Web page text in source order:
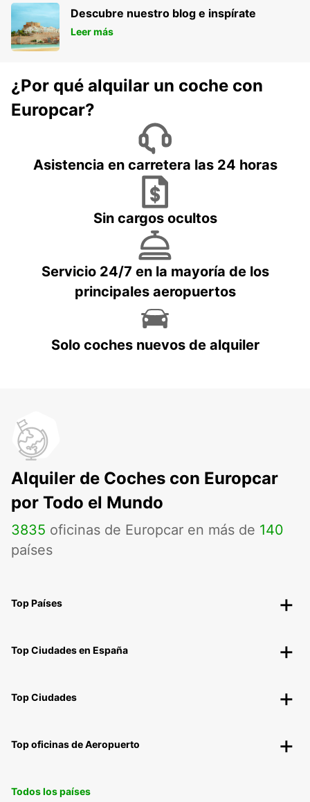
Descubre nuestro blog e inspírate
Leer más
¿Por qué alquilar un coche con
Europcar?
Asistencia en carretera las 24 horas
Sin cargos ocultos
Servicio 24/7 en la mayoría de los
principales aeropuertos
Solo coches nuevos de alquiler
Alquiler de Coches con Europcar
por Todo el Mundo
3835 oficinas de Europcar en más de 140
países
Top Países
Top Ciudades en España
Top Ciudades
Top oficinas de Aeropuerto
Todos los países